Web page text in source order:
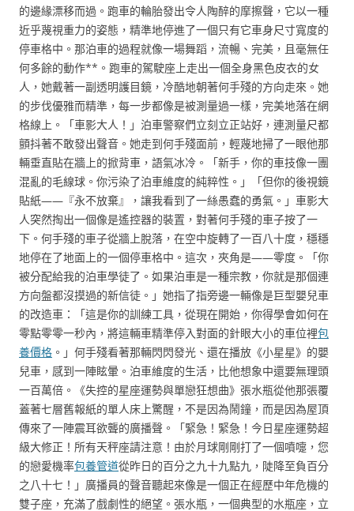
的邊緣漂移而過。跑車的輪胎發出令人陶醉的摩擦聲，它以一種
近乎蔑視重力的姿態，精準地停進了一個只有它車身尺寸寬度的
停車格中。那泊車的過程就像一場舞蹈，流暢、完美，且毫無任
何多餘的動作**。跑車的駕駛座上走出一個全身黑色皮衣的女
人，她戴著一副透明護目鏡，冷酷地朝著何手殘的方向走來。她
的步伐優雅而精準，每一步都像是被測量過一樣，完美地落在網
格線上。「車影大人！」泊車警察們立刻立正站好，連測量尺都
顫抖著不敢發出聲音。她走到何手殘面前，輕蔑地掃了一眼他那
輛垂直貼在牆上的掀背車，語氣冰冷。「新手，你的車技像一團
混亂的毛線球。你污染了泊車維度的純粹性。」「但你的後視鏡
貼紙——『永不放棄』，讓我看到了一絲愚蠢的勇氣。」車影大
人突然掏出一個像是遙控器的裝置，對著何手殘的車子按了一
下。何手殘的車子從牆上脫落，在空中旋轉了一百八十度，穩穩
地停在了地面上的一個停車格中。這次，夾角是——零度。「你
被分配給我的泊車學徒了。如果泊車是一種宗教，你就是那個連
方向盤都沒摸過的新信徒。」她指了指旁邊一輛像是巨型嬰兒車
的改造車：「這是你的訓練工具，從現在開始，你得學會如何在
零點零零一秒內，將這輛車精準停入對面的針眼大小的車位裡包
養價格 。」何手殘看著那輛閃閃發光、還在播放《小星星》的嬰
兒車，感到一陣眩暈。泊車維度的生活，比他想象中還要無理頭
一百萬倍。《失控的星座運勢與單戀狂想曲》張水瓶從他那張覆
蓋著七層舊報紙的單人床上驚醒，不是因為鬧鐘，而是因為屋頂
傳來了一陣震耳欲聾的廣播聲。「緊急！緊急！今日星座運勢超
級大修正！所有天秤座請注意！由於月球剛剛打了一個噴嚏，您
的戀愛機率包養管道從昨日的百分之九十九點九，陡降至負百分
之八十七！」廣播員的聲音聽起來像是一個正在經歷中年危機的
雙子座，充滿了戲劇性的絕望。張水瓶，一個典型的水瓶座，立